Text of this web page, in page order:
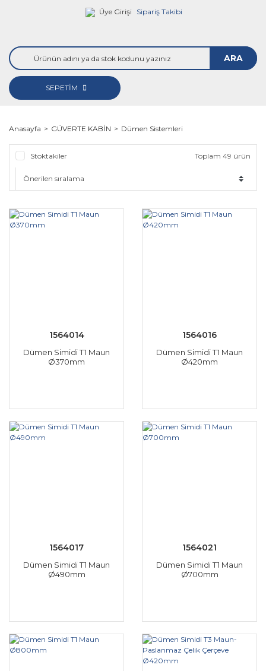
Üye Girişi Sipariş Takibi
ARA
SEPETİM
Anasayfa GÜVERTE KABİN Dümen Sistemleri
Stoktakiler Toplam 49 ürün
1564014
Dümen Simidi T1 Maun
Ø370mm
1564016
Dümen Simidi T1 Maun
Ø420mm
1564017
Dümen Simidi T1 Maun
Ø490mm
1564021
Dümen Simidi T1 Maun
Ø700mm